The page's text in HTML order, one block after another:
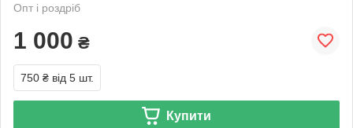
Опт і роздріб
1 000 ₴
750 ₴ від 5 шт.
Купити